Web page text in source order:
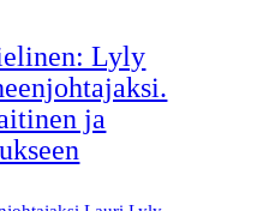
Lyly
ja